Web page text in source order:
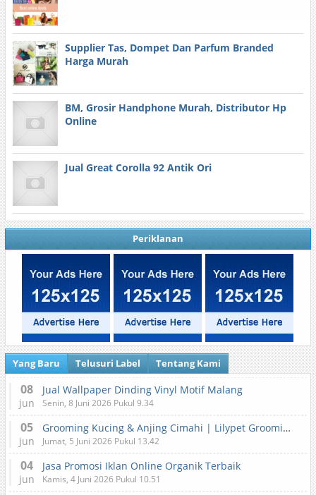
Supplier Tas, Dompet Dan Parfum Branded
Harga Murah
BM, Grosir Handphone Murah, Distributor Hp
Online
Jual Great Corolla 92 Antik Ori
Periklanan
Yang Baru Telusuri Label Tentang Kami
08
jun
Jual Wallpaper Dinding Vinyl Motif Malang
Senin, 8 Juni 2026 Pukul 9.34
05
jun
Grooming Kucing & Anjing Cimahi | Lilypet Grooming & Pet Hotel
Jumat, 5 Juni 2026 Pukul 13.42
04
jun
Jasa Promosi Iklan Online Organik Terbaik
Kamis, 4 Juni 2026 Pukul 10.51